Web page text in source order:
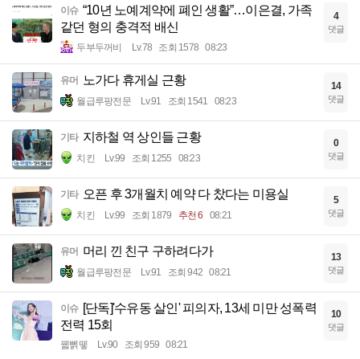
이슈 “10년 노예계약에 폐인 생활”…이은결, 가족
같던 형의 충격적 배신
두부두꺼비 Lv.78 조회 1578 08:23
4
댓글
유머 노가다 휴게실 근황
월급루팡전문 Lv.91 조회 1541 08:23
14
댓글
기타 지하철 역 상인들 근황
치킨 Lv.99 조회 1255 08:23
0
댓글
기타 오픈 후 3개월치 예약 다 찼다는 미용실
치킨 Lv.99 조회 1879 추천 6 08:21
5
댓글
유머 머리 낀 친구 구하려다가
월급루팡전문 Lv.91 조회 942 08:21
13
댓글
이슈 [단독]'수유동 살인' 피의자, 13세 미만 성폭력
전력 15회
꿻뻵뗗 Lv.90 조회 959 08:21
10
댓글